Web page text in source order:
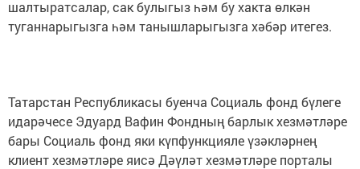
шалтыратсалар, сак булыгыз һәм бу хакта өлкән
туганнарыгызга һәм танышларыгызга хәбәр итегез.
Татарстан Республикасы буенча Социаль фонд бүлеге
идарәчесе Эдуард Вафин Фондның барлык хезмәтләре
бары Социаль фонд яки күпфункцияле үзәкләрнең
клиент хезмәтләре яисә Дәүләт хезмәтләре порталы